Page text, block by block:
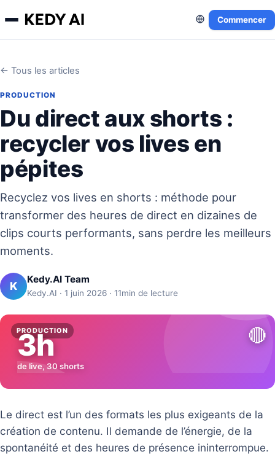
Commencer
← Tous les articles
PRODUCTION
Du direct aux shorts :
recycler vos lives en
pépites
Recyclez vos lives en shorts : méthode pour
transformer des heures de direct en dizaines de
clips courts performants, sans perdre les meilleurs
moments.
K Kedy.AI Team
Kedy.AI · 1 juin 2026 · 11min de lecture
PRODUCTION 🔴
3h
de live, 30 shorts
Le direct est l’un des formats les plus exigeants de la
création de contenu. Il demande de l’énergie, de la
spontanéité et des heures de présence ininterrompue.